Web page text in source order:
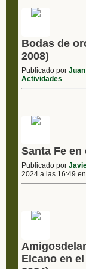
Bodas de
2008)
Publicado por
Actividades
Santa Fe en
Publicado por
2024 a las 16:49
Elcano en